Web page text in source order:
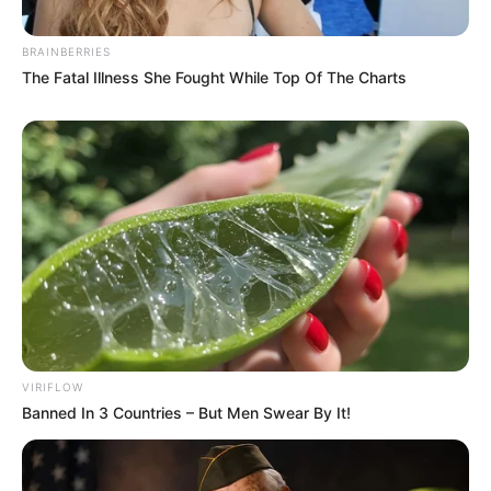
Dormir por 40 minutos
O jovem da Flórida, nos Estados Unidos, decidiu dormir por 40
minutos após um dia agitado no trabalho, no qual é, por meio
período, babá.
Raro parasita comedor de carne
BRAINBERRIES
The Fatal Illness She Fought While Top Of The Charts
VIRIFLOW
Banned In 3 Countries – But Men Swear By It!